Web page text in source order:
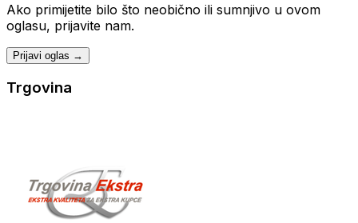
Ako primijetite bilo što neobično ili sumnjivo u ovom
oglasu, prijavite nam.
Prijavi oglas →
Trgovina